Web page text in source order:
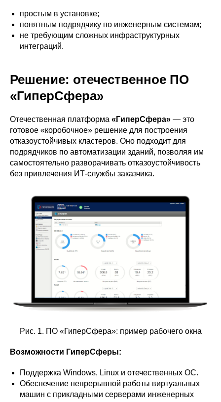
простым в установке;
понятным подрядчику по инженерным системам;
не требующим сложных инфраструктурных
интеграций.
Решение: отечественное ПО
«ГиперСфера»
Отечественная платформа «ГиперСфера» — это
готовое «коробочное» решение для построения
отказоустойчивых кластеров. Оно подходит для
подрядчиков по автоматизации зданий, позволяя им
самостоятельно разворачивать отказоустойчивость
без привлечения ИТ‑службы заказчика.
Рис. 1. ПО «ГиперСфера»: пример рабочего окна
Возможности ГиперСферы:
Поддержка Windows, Linux и отечественных ОС.
Обеспечение непрерывной работы виртуальных
машин с прикладными серверами инженерных